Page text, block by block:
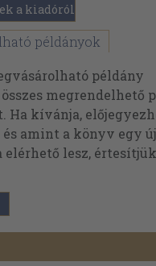
a kiadóról
példányok
példány
megrendelhető
Ha kívánja,
amint a könyv egy
elérhető lesz, értesítjük.